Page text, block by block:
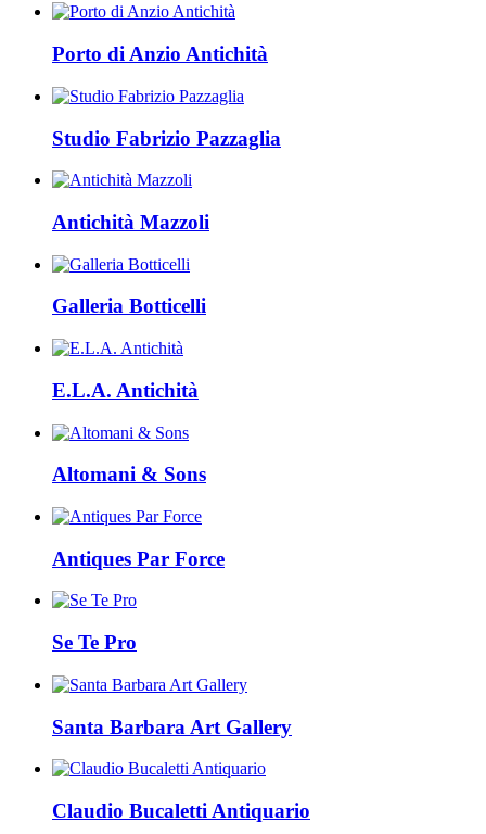
Porto di Anzio Antichità
Studio Fabrizio Pazzaglia
Antichità Mazzoli
Galleria Botticelli
E.L.A. Antichità
Altomani & Sons
Antiques Par Force
Se Te Pro
Santa Barbara Art Gallery
Claudio Bucaletti Antiquario